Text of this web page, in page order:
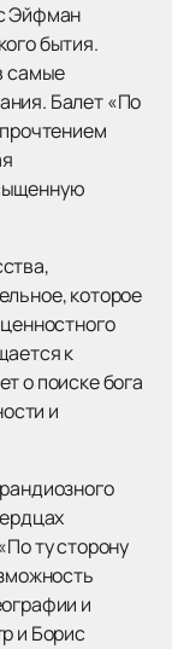
Эйфман
бытия.
самые
Балет «По
которое
к
о поиске бога
и
ту сторону
и
и Борис